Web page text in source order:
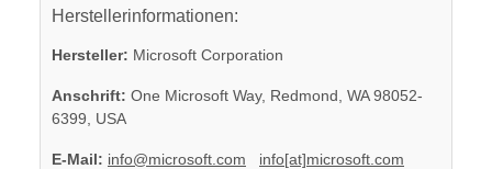
Herstellerinformationen:
Hersteller: Microsoft Corporation
Anschrift: One Microsoft Way, Redmond, WA 98052-
6399, USA
E-Mail: info@microsoft.com info[at]microsoft.com